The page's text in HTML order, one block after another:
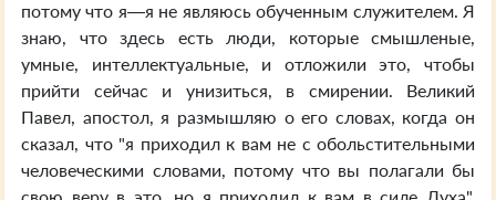
потому что я—я не являюсь обученным служителем. Я
знаю, что здесь есть люди, которые смышленые,
умные, интеллектуальные, и отложили это, чтобы
прийти сейчас и унизиться, в смирении. Великий
Павел, апостол, я размышляю о его словах, когда он
сказал, что "я приходил к вам не с обольстительными
человеческими словами, потому что вы полагали бы